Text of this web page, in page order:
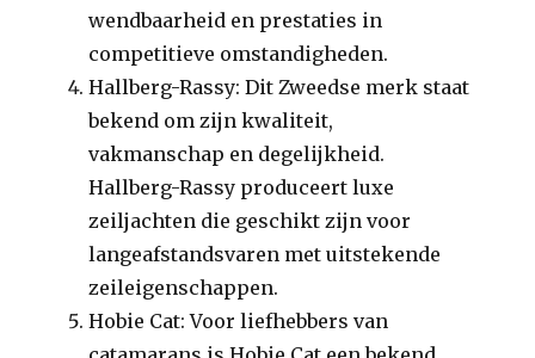
wendbaarheid en prestaties in
competitieve omstandigheden.
Hallberg-Rassy: Dit Zweedse merk staat
bekend om zijn kwaliteit,
vakmanschap en degelijkheid.
Hallberg-Rassy produceert luxe
zeiljachten die geschikt zijn voor
langeafstandsvaren met uitstekende
zeileigenschappen.
Hobie Cat: Voor liefhebbers van